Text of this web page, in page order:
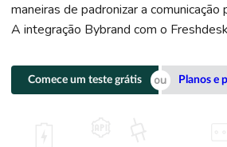
maneiras de padronizar a
A integração Bybrand com o
Comece um teste grátis Planos e